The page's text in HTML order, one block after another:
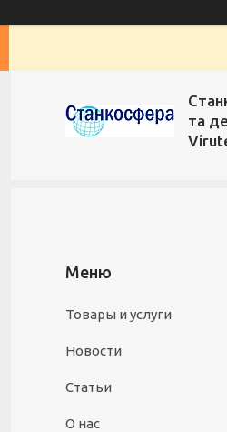
та
Товары и услуги
Новости
Статьи
О нас